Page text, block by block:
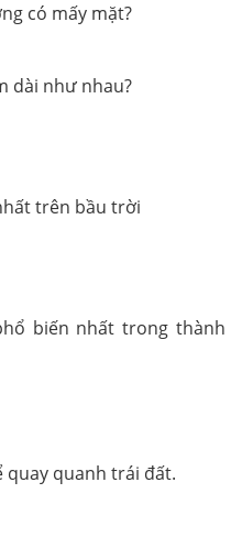
có mấy mặt?
dài như nhau?
trên bầu trời
biến nhất trong thành
quay quanh trái đất.